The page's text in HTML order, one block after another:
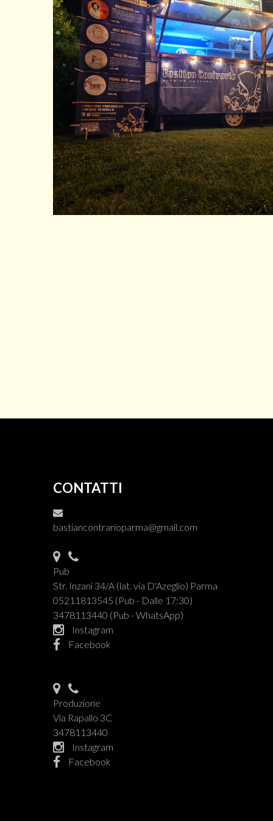
CONTATTI
bastiancontrarioparma@gmail.com
Pub
Str. Inzani 34/A (lat. via D'Azeglio) Parma
05211813545 (Pub - Dalle 17:30)
3478113440 (Pub - WhatsApp)
Instagram
Facebook
Produzione
Via Rapallo 3C
3478113440
Instagram
Facebook